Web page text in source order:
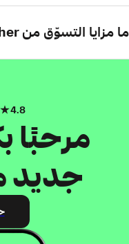
ما مزايا التسوّق من Fakher مع تابي؟
4.8
مرحبًا
جديد